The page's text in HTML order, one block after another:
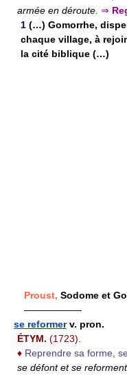
armée en déroute. ⇒
1 (…) Gomorrhe,
chaque village, à
la cité biblique (…)
Proust, Sodome et
——————
se reformer v. pron.
ÉTYM. (1723).
♦ Reprendre sa forme,
se défont et se reforment.